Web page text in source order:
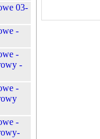
03-
-
-
-
-
-